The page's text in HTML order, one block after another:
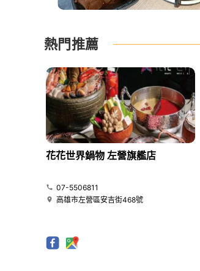
熱門推薦
花花世界鍋物 左營旗艦店
07-5506811
高雄市左營區安吉街468號